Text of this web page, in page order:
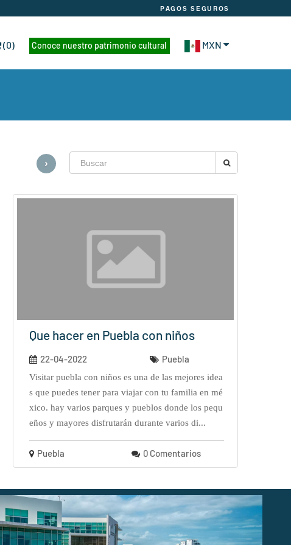
PAGOS SEGUROS
(0) Conoce nuestro patrimonio cultural MXN
›
Que hacer en Puebla con niños
22-04-2022 Puebla
visitar puebla con niños es una de las mejores idea
s que puedes tener para viajar con tu familia en mé
xico. hay varios parques y pueblos donde los pequ
eños y mayores disfrutarán durante varios di...
Puebla 0 Comentarios